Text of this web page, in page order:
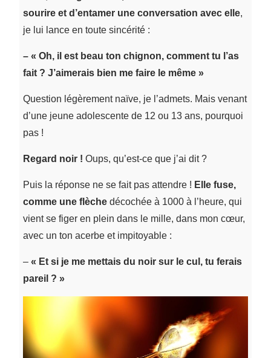
sourire et d’entamer une conversation avec elle,
je lui lance en toute sincérité :
– « Oh, il est beau ton chignon, comment tu l’as
fait ? J’aimerais bien me faire le même »
Question légèrement naïve, je l’admets. Mais venant
d’une jeune adolescente de 12 ou 13 ans, pourquoi
pas !
Regard noir ! Oups, qu’est-ce que j’ai dit ?
Puis la réponse ne se fait pas attendre ! Elle fuse,
comme une flèchedécochée à 1000 à l’heure, qui
vient se figer en plein dans le mille, dans mon cœur,
avec un ton acerbe et impitoyable :
–« Et si je me mettais du noir sur le cul, tu ferais
pareil ? »